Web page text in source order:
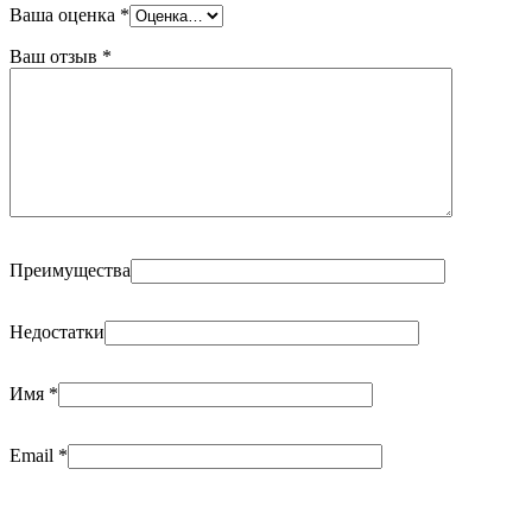
Ваша оценка *
Ваш отзыв *
Преимущества
Недостатки
Имя *
Email *